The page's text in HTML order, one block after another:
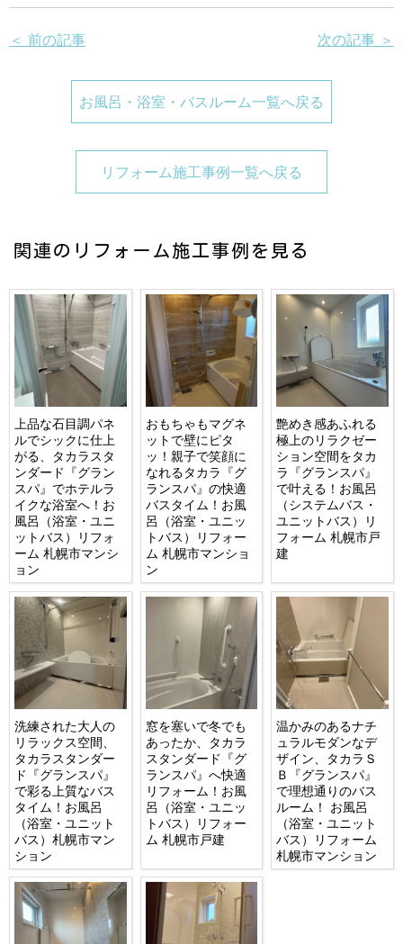
＜ 前の記事 次の記事 ＞
お風呂・浴室・バスルーム一覧へ戻る
リフォーム施工事例一覧へ戻る
関連のリフォーム施工事例を見る
上品な石目調パネ
ルでシックに仕上
がる、タカラスタ
ンダード『グラン
スパ』でホテルラ
イクな浴室へ！お
風呂（浴室・ユニ
ットバス）リフォ
ーム 札幌市マンシ
ョン
おもちゃもマグネ
ットで壁にピタ
ッ！親子で笑顔に
なれるタカラ『グ
ランスパ』の快適
バスタイム！お風
呂（浴室・ユニッ
トバス）リフォー
ム 札幌市マンショ
ン
艶めき感あふれる
極上のリラクゼー
ション空間をタカ
ラ『グランスパ』
で叶える！お風呂
（システムバス・
ユニットバス）リ
フォーム 札幌市戸
建
洗練された大人の
リラックス空間、
タカラスタンダー
ド『グランスパ』
で彩る上質なバス
タイム！お風呂
（浴室・ユニット
バス）札幌市マン
ション
窓を塞いで冬でも
あったか、タカラ
スタンダード『グ
ランスパ』へ快適
リフォーム！お風
呂（浴室・ユニッ
トバス）リフォー
ム 札幌市戸建
温かみのあるナチ
ュラルモダンなデ
ザイン、タカラＳ
Ｂ『グランスパ』
で理想通りのバス
ルーム！ お風呂
（浴室・ユニット
バス）リフォーム
札幌市マンション